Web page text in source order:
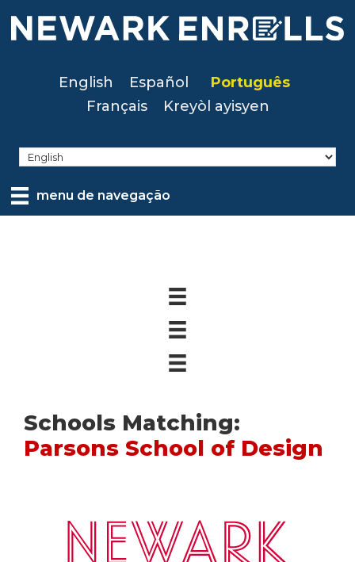
Skip
English Español
Português
Français
Kreyòl ayisyen
menu de navegação
Schools Matching:
Parsons School of Design